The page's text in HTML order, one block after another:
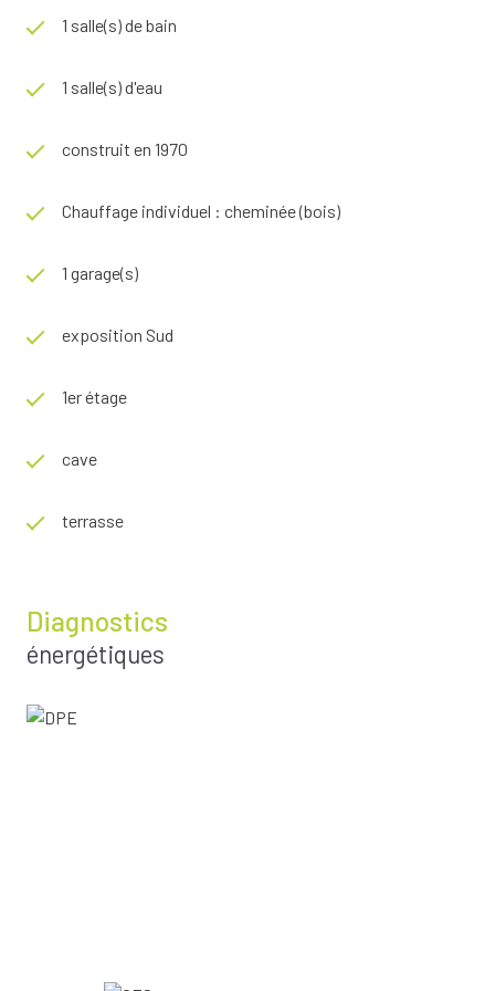
1 salle(s) de bain
1 salle(s) d'eau
construit en 1970
Chauffage individuel : cheminée (bois)
1 garage(s)
exposition Sud
1er étage
cave
terrasse
Diagnostics
énergétiques